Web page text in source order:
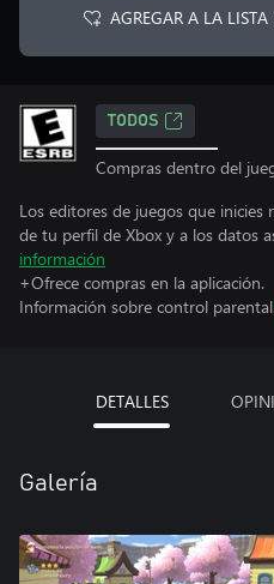
AGREGAR A LA LISTA
TODOS
Compras dentro del
Los editores de juegos que inicies
de tu perfil de Xbox y a los datos
información
+Ofrece compras en la aplicación.
Información sobre control parental.
DETALLES
Galería